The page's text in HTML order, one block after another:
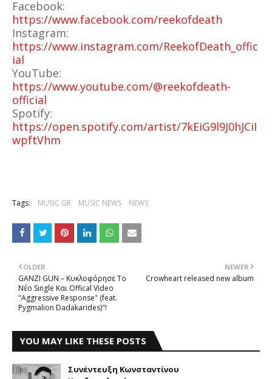
Facebook:
https://www.facebook.com/reekofdeath
Instagram:
https://www.instagram.com/ReekofDeath_offic
ial
YouTube:
https://www.youtube.com/@reekofdeath-
official
Spotify:
https://open.spotify.com/artist/7kEiG9l9J0hJCiI
wpftVhm
Tags: MUSIC GR MUSIC NEWS NEWS
NEWER
Crowheart released new album
OLDER
GANZI GUN – Κυκλοφόρησε Το
Νέο Single Και Offical Video
"Aggressive Response" (feat.
Pygmalion Dadakarides)"!
YOU MAY LIKE THESE POSTS
Συνέντευξη Κωνσταντίνου